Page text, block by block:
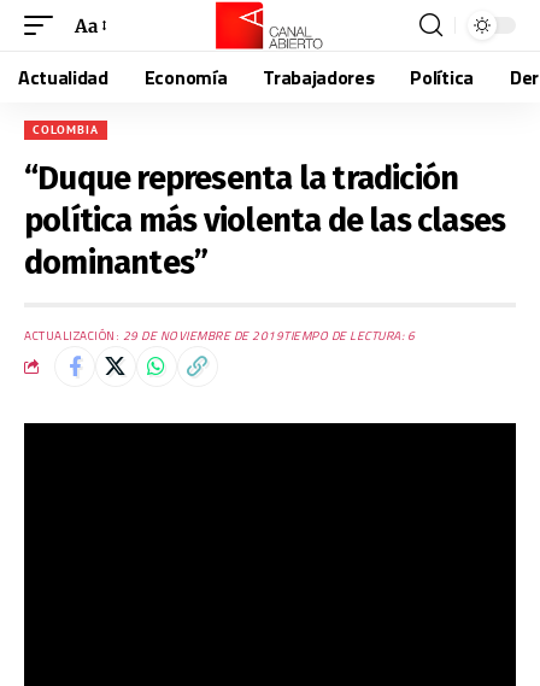
Aa
Actualidad Economía Trabajadores Política
COLOMBIA
“Duque representa la tradición
política más violenta de las clases
dominantes”
ACTUALIZACIÓN: 29 DE NOVIEMBRE DE 2019TIEMPO DE LECTURA: 6